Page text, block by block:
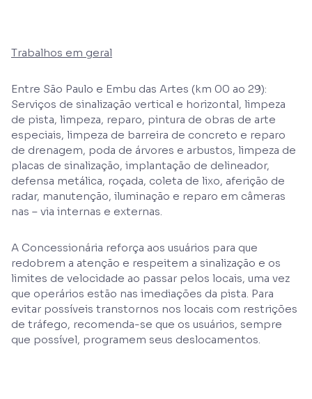
Trabalhos em geral
Entre São Paulo e Embu das Artes (km 00 ao 29):
Serviços de sinalização vertical e horizontal, limpeza
de pista, limpeza, reparo, pintura de obras de arte
especiais, limpeza de barreira de concreto e reparo
de drenagem, poda de árvores e arbustos, limpeza de
placas de sinalização, implantação de delineador,
defensa metálica, roçada, coleta de lixo, aferição de
radar, manutenção, iluminação e reparo em câmeras
nas – via internas e externas.
A Concessionária reforça aos usuários para que
redobrem a atenção e respeitem a sinalização e os
limites de velocidade ao passar pelos locais, uma vez
que operários estão nas imediações da pista. Para
evitar possíveis transtornos nos locais com restrições
de tráfego, recomenda-se que os usuários, sempre
que possível, programem seus deslocamentos.